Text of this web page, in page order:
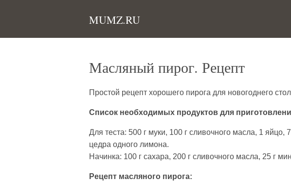
MUMZ.RU
Масляный пирог. Рецепт
Простой рецепт хорошего пирога для новогоднего
Список необходимых продуктов для
Для теста: 500 г муки, 100 г сливочного масла, 1 яйцо,
цедра одного лимона.
Начинка: 100 г сахара, 200 г сливочного масла, 25 г
Рецепт масляного пирога: